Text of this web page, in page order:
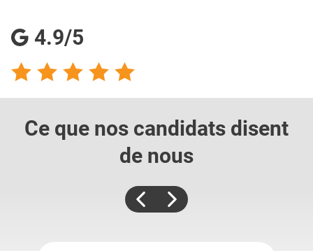
4.9/5
Ce que nos candidats disent
de nous